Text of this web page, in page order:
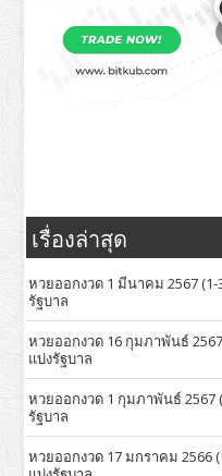
เรื่องล่าสุด
หวยออกงวด 1 มีนาคม 2567
รัฐบาล
หวยออกงวด 16 กุมภาพันธ์
แบ่งรัฐบาล
หวยออกงวด 1 กุมภาพันธ์ 2567
รัฐบาล
หวยออกงวด 17 มกราคม 2566